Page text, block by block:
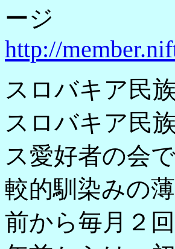
ージ
http://
スロバキア民
スロバキア民
ス愛好者の会
較的馴染みの
前から毎月２